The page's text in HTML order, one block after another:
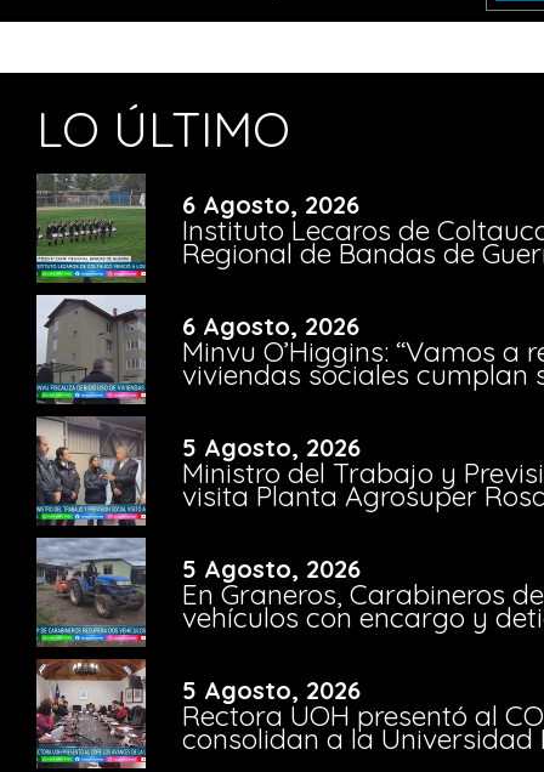
LO ÚLTIMO
6 Agosto, 2026
Instituto Lecaros de
Regional de Bandas de
6 Agosto, 2026
Minvu O’Higgins: “Vamos a
viviendas sociales cumplan
5 Agosto, 2026
Ministro del Trabajo y
visita Planta Agrosuper
5 Agosto, 2026
En Graneros, Carabineros
vehículos con encargo y
5 Agosto, 2026
Rectora UOH presentó al
consolidan a la Universidad